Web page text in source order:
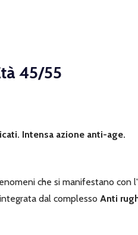
45/55
Intensa azione anti-age.
che si manifestano
dal complesso Anti